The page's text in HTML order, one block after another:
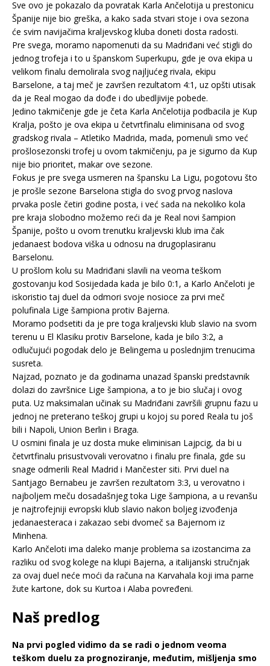
Sve ovo je pokazalo da povratak Karla Ančelotija u prestonicu
Španije nije bio greška, a kako sada stvari stoje i ova sezona
će svim navijačima kraljevskog kluba doneti dosta radosti.
Pre svega, moramo napomenuti da su Madriđani već stigli do
jednog trofeja i to u španskom Superkupu, gde je ova ekipa u
velikom finalu demolirala svog najljućeg rivala, ekipu
Barselone, a taj meč je završen rezultatom 4:1, uz opšti utisak
da je Real mogao da dođe i do ubedljivije pobede.
Jedino takmičenje gde je četa Karla Ančelotija podbacila je Kup
Kralja, pošto je ova ekipa u četvrtfinalu eliminisana od svog
gradskog rivala – Atletiko Madrida, mada, pomenuli smo već
prošlosezonski trofej u ovom takmičenju, pa je sigurno da Kup
nije bio prioritet, makar ove sezone.
Fokus je pre svega usmeren na špansku La Ligu, pogotovu što
je prošle sezone Barselona stigla do svog prvog naslova
prvaka posle četiri godine posta, i već sada na nekoliko kola
pre kraja slobodno možemo reći da je Real novi šampion
Španije, pošto u ovom trenutku kraljevski klub ima čak
jedanaest bodova viška u odnosu na drugoplasiranu
Barselonu.
U prošlom kolu su Madriđani slavili na veoma teškom
gostovanju kod Sosijedada kada je bilo 0:1, a Karlo Ančeloti je
iskoristio taj duel da odmori svoje nosioce za prvi meč
polufinala Lige šampiona protiv Bajerna.
Moramo podsetiti da je pre toga kraljevski klub slavio na svom
terenu u El Klasiku protiv Barselone, kada je bilo 3:2, a
odlučujući pogodak delo je Belingema u poslednjim trenucima
susreta.
Najzad, poznato je da godinama unazad španski predstavnik
dolazi do završnice Lige šampiona, a to je bio slučaj i ovog
puta. Uz maksimalan učinak su Madriđani završili grupnu fazu u
jednoj ne preterano teškoj grupi u kojoj su pored Reala tu još
bili i Napoli, Union Berlin i Braga.
U osmini finala je uz dosta muke eliminisan Lajpcig, da bi u
četvrtfinalu prisustvovali verovatno i finalu pre finala, gde su
snage odmerili Real Madrid i Mančester siti. Prvi duel na
Santjago Bernabeu je završen rezultatom 3:3, u verovatno i
najboljem meču dosadašnjeg toka Lige šampiona, a u revanšu
je najtrofejniji evropski klub slavio nakon boljeg izvođenja
jedanaesteraca i zakazao sebi dvomeč sa Bajernom iz
Minhena.
Karlo Ančeloti ima daleko manje problema sa izostancima za
razliku od svog kolege na klupi Bajerna, a italijanski stručnjak
za ovaj duel neće moći da računa na Karvahala koji ima parne
žute kartone, dok su Kurtoa i Alaba povređeni.
Naš predlog
Na prvi pogled vidimo da se radi o jednom veoma
teškom duelu za prognoziranje, međutim, mišljenja smo